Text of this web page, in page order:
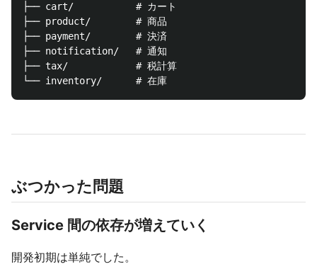
├── cart/           # カート
├── product/        # 商品
├── payment/        # 決済
├── notification/   # 通知
├── tax/            # 税計算
ぶつかった問題
Service 間の依存が増えていく
開発初期は単純でした。